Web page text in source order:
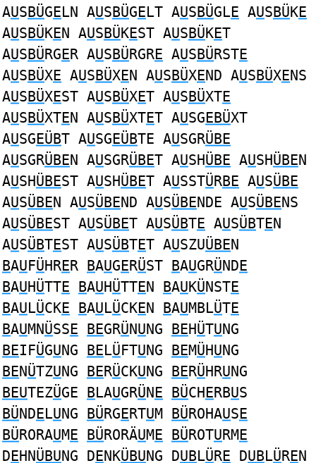
AUSBÜGELN AUSBÜGELT AUSBÜGLE AUSBÜKE
AUSBÜKEN AUSBÜKEST AUSBÜKET
AUSBÜRGER AUSBÜRGRE AUSBÜRSTE
AUSBÜXE AUSBÜXEN AUSBÜXEND AUSBÜXENS
AUSBÜXEST AUSBÜXET AUSBÜXTE
AUSBÜXTEN AUSBÜXTET AUSGEBÜXT
AUSGEÜBT AUSGEÜBTE AUSGRÜBE
AUSGRÜBEN AUSGRÜBET AUSHÜBE AUSHÜBEN
AUSHÜBEST AUSHÜBET AUSSTÜRBE AUSÜBE
AUSÜBEN AUSÜBEND AUSÜBENDE AUSÜBENS
AUSÜBEST AUSÜBET AUSÜBTE AUSÜBTEN
AUSÜBTEST AUSÜBTET AUSZUÜBEN
BAUFÜHRER BAUGERÜST BAUGRÜNDE
BAUHÜTTE BAUHÜTTEN BAUKÜNSTE
BAULÜCKE BAULÜCKEN BAUMBLÜTE
BAUMNÜSSE BEGRÜNUNG BEHÜTUNG
BEIFÜGUNG BELÜFTUNG BEMÜHUNG
BENÜTZUNG BERÜCKUNG BERÜHRUNG
BEUTEZÜGE BLAUGRÜNE BÜCHERBUS
BÜNDELUNG BÜRGERTUM BÜROHAUSE
BÜRORAUME BÜRORÄUME BÜROTURME
DEHNÜBUNG DENKÜBUNG DUBLÜRE DUBLÜREN